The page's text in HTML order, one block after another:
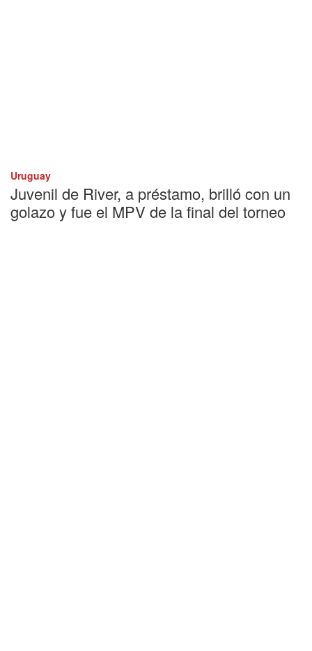
Uruguay
Juvenil de River, a préstamo, brilló con un
golazo y fue el MPV de la final del torneo